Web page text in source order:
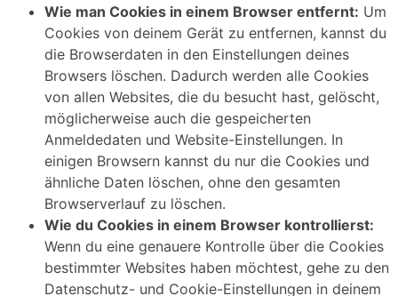
Wie man Cookies in einem Browser entfernt: Um
Cookies von deinem Gerät zu entfernen, kannst du
die Browserdaten in den Einstellungen deines
Browsers löschen. Dadurch werden alle Cookies
von allen Websites, die du besucht hast, gelöscht,
möglicherweise auch die gespeicherten
Anmeldedaten und Website-Einstellungen. In
einigen Browsern kannst du nur die Cookies und
ähnliche Daten löschen, ohne den gesamten
Browserverlauf zu löschen.
Wie du Cookies in einem Browser kontrollierst:
Wenn du eine genauere Kontrolle über die Cookies
bestimmter Websites haben möchtest, gehe zu den
Datenschutz- und Cookie-Einstellungen in deinem